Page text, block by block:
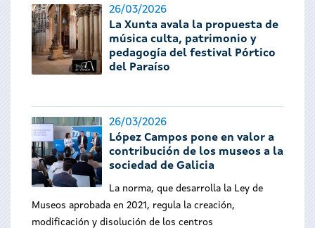
26/03/2026
La Xunta avala la propuesta de
música culta, patrimonio y
pedagogía del festival Pórtico
del Paraíso
26/03/2026
López Campos pone en valor a
contribución de los museos a la
sociedad de Galicia
La norma, que desarrolla la Ley de
Museos aprobada en 2021, regula la creación,
modificación y disolución de los centros